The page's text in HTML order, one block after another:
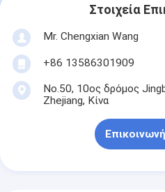
Στοιχεία
Mr. Chengxian Wang
+86 13586301909
No.50, 10ος δρόμος
Zhejiang, Κίνα